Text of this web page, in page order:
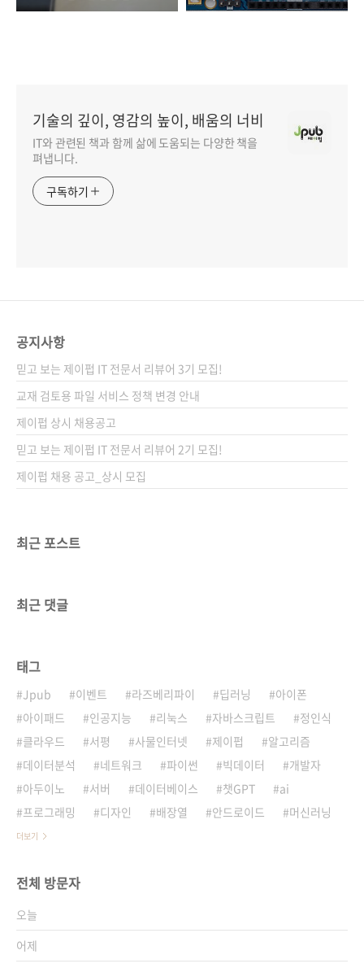
기술의 깊이, 영감의 높이, 배움의 너비
IT와 관련된 책과 함께 삶에 도움되는 다양한 책을
펴냅니다.
구독하기
공지사항
믿고 보는 제이펍 IT 전문서 리뷰어 3기 모집!
교재 검토용 파일 서비스 정책 변경 안내
제이펍 상시 채용공고
믿고 보는 제이펍 IT 전문서 리뷰어 2기 모집!
제이펍 채용 공고_상시 모집
최근 포스트
최근 댓글
태그
Jpub 이벤트 라즈베리파이 딥러닝
아이폰
아이패드
인공지능 리눅스 자바스크립트
정인식
클라우드
서평 사물인터넷 제이펍
알고리즘
데이터분석
네트워크 파이썬 빅데이터
개발자
아두이노
서버 데이터베이스 챗GPT
ai
프로그래밍
디자인 배장열 안드로이드 머신러닝
더보기
전체 방문자
오늘
어제